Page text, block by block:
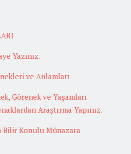
Yazınız.
ve Anlamları
Görenek ve Yaşamları
Araştırma Yapınız.
Bilir Konulu Münazara